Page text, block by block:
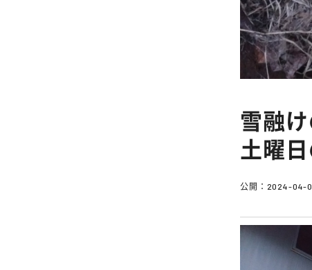
雪融
土曜
公開： 2024-04-